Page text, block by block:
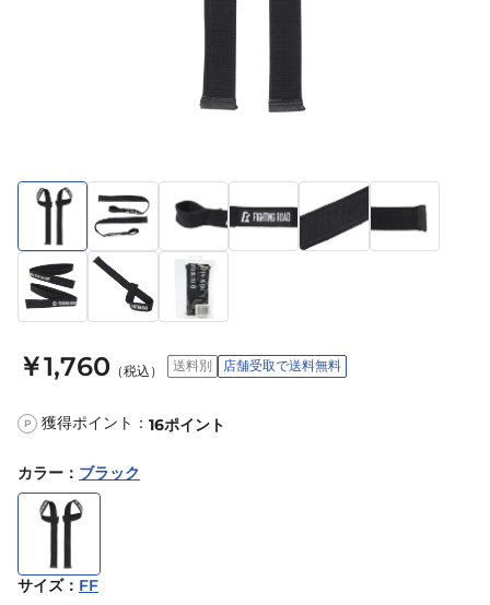
￥1,760 （税込） 送料別 店舗受取で送料無料
P 獲得ポイント： 16ポイント
カラー ： ブラック
サイズ： FF